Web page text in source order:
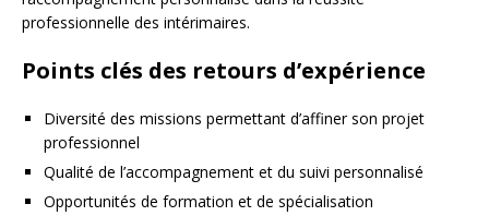
professionnelle des intérimaires.
Points clés des retours d’expérience
Diversité des missions permettant d’affiner son projet
professionnel
Qualité de l’accompagnement et du suivi personnalisé
Opportunités de formation et de spécialisation